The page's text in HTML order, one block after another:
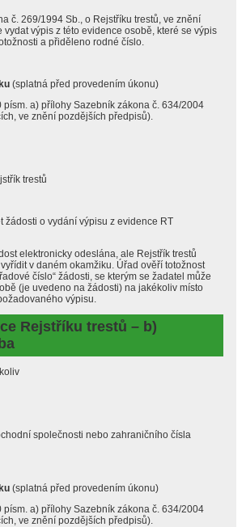
č. 269/1994 Sb., o Rejstříku trestů, ve znění
výpis z této evidence osobě, které se výpis
a přiděleno rodné číslo.
(splatná před provedením úkonu)
písm. a) přílohy Sazebník zákona č. 634/2004
ve znění pozdějších předpisů).
trestů
žádosti o vydání výpisu z evidence RT
elektronicky odeslána, ale Rejstřík trestů
v daném okamžiku. Úřad ověří totožnost
číslo“ žádosti, se kterým se žadatel může
(je uvedeno na žádosti) na jakékoliv místo
výpisu.
Rejstříku trestů – b)
společnosti nebo zahraničního čísla
(splatná před provedením úkonu)
písm. a) přílohy Sazebník zákona č. 634/2004
ve znění pozdějších předpisů).